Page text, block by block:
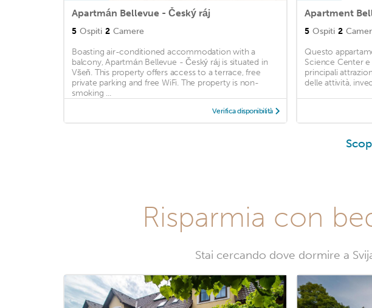
Apartmán Bellevue - Český ráj
5 Ospiti 2 Camere
Boasting air-conditioned accommodation with a
balcony, Apartmán Bellevue - Český ráj is situated in
Všeň. This property offers access to a terrace, free
private parking and free WiFi. The property is non-
smoking ...
Verifica disponibilità
Apartment
5 Ospiti 2
Questo
Science Center e
principali
delle attività,
Risparmia con
Stai cercando dove dormire a